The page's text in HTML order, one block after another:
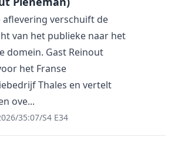
aflevering verschuift de
van het publieke naar het
domein. Gast Reinout
het Franse
Thales en vertelt
ove...
/35:07/S4 E34